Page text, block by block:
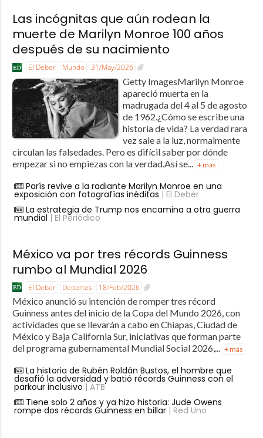
Las incógnitas que aún rodean la
muerte de Marilyn Monroe 100 años
después de su nacimiento
El Deber Mundo 31/May/2026
Getty ImagesMarilyn Monroe
apareció muerta en la
madrugada del 4 al 5 de agosto
de 1962.¿Cómo se escribe una
historia de vida? La verdad rara
vez sale a la luz, normalmente
circulan las falsedades. Pero es difícil saber por dónde
empezar si no empiezas con la verdad.Así se...
+ más
París revive a la radiante Marilyn Monroe en una
exposición con fotografías inéditas | El Deber
La estrategia de Trump nos encamina a otra guerra
mundial | El Periódico
México va por tres récords Guinness
rumbo al Mundial 2026
El Deber Deportes 18/Feb/2026
México anunció su intención de romper tres récord
Guinness antes del inicio de la Copa del Mundo 2026, con
actividades que se llevarán a cabo en Chiapas, Ciudad de
México y Baja California Sur, iniciativas que forman parte
del programa gubernamental Mundial Social 2026,... + más
La historia de Rubén Roldán Bustos, el hombre que
desafió la adversidad y batió récords Guinness con el
parkour inclusivo | ATB
Tiene solo 2 años y ya hizo historia: Jude Owens
rompe dos récords Guinness en billar| Red Uno